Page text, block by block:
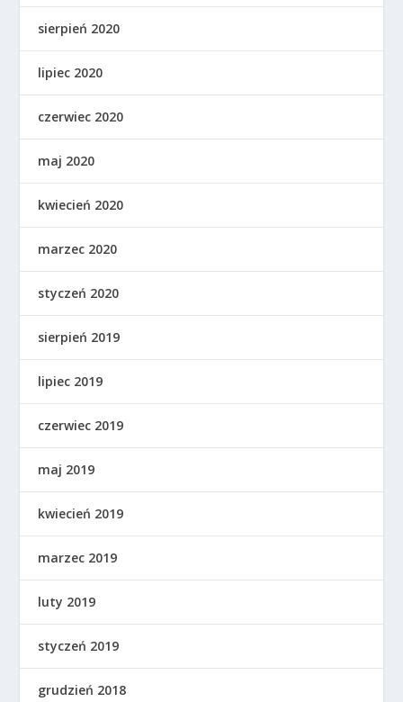
sierpień 2020
lipiec 2020
czerwiec 2020
maj 2020
kwiecień 2020
marzec 2020
styczeń 2020
sierpień 2019
lipiec 2019
czerwiec 2019
maj 2019
kwiecień 2019
marzec 2019
luty 2019
styczeń 2019
grudzień 2018